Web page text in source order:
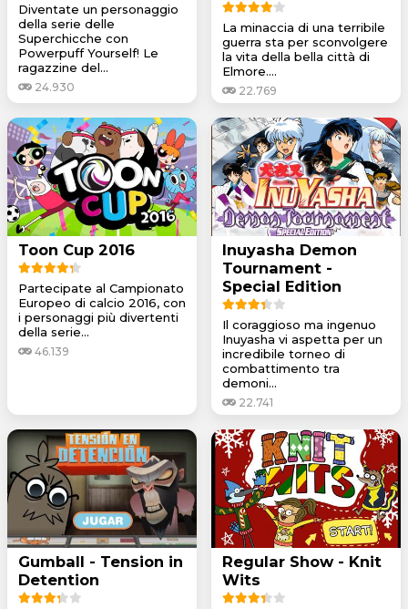
Diventate un personaggio
della serie delle
Superchicche con
Powerpuff Yourself! Le
ragazzine del...
24.930
La minaccia di una terribile
guerra sta per sconvolgere
la vita della bella città di
Elmore....
22.769
Toon Cup 2016
Partecipate al Campionato
Europeo di calcio 2016, con
i personaggi più divertenti
della serie...
46.139
Inuyasha Demon
Tournament -
Special Edition
Il coraggioso ma ingenuo
Inuyasha vi aspetta per un
incredibile torneo di
combattimento tra
demoni...
22.741
Gumball - Tension in
Detention
Regular Show - Knit
Wits